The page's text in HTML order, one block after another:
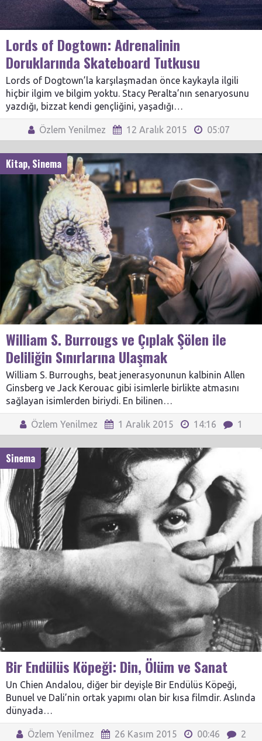
Lords of Dogtown: Adrenalinin
Doruklarında Skateboard Tutkusu
Lords of Dogtown’la karşılaşmadan önce kaykayla ilgili
hiçbir ilgim ve bilgim yoktu. Stacy Peralta’nın senaryosunu
yazdığı, bizzat kendi gençliğini, yaşadığı…
Özlem Yenilmez 12 Aralık 2015 05:07
Kitap, Sinema
William S. Burrougs ve Çıplak Şölen ile
Deliliğin Sınırlarına Ulaşmak
William S. Burroughs, beat jenerasyonunun kalbinin Allen
Ginsberg ve Jack Kerouac gibi isimlerle birlikte atmasını
sağlayan isimlerden biriydi. En bilinen…
Özlem Yenilmez 1 Aralık 2015 14:16 1
Sinema
Bir Endülüs Köpeği: Din, Ölüm ve Sanat
Un Chien Andalou, diğer bir deyişle Bir Endülüs Köpeği,
Bunuel ve Dali’nin ortak yapımı olan bir kısa filmdir. Aslında
dünyada…
Özlem Yenilmez 26 Kasım 2015 00:46 2